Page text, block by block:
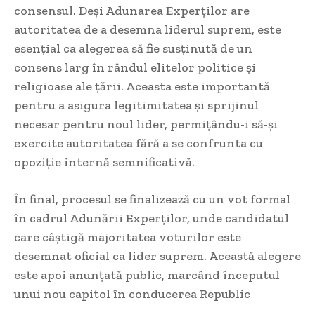
consensul. Deși Adunarea Experților are
autoritatea de a desemna liderul suprem, este
esențial ca alegerea să fie susținută de un
consens larg în rândul elitelor politice și
religioase ale țării. Aceasta este importantă
pentru a asigura legitimitatea și sprijinul
necesar pentru noul lider, permițându-i să-și
exercite autoritatea fără a se confrunta cu
opoziție internă semnificativă.
În final, procesul se finalizează cu un vot formal
în cadrul Adunării Experților, unde candidatul
care câștigă majoritatea voturilor este
desemnat oficial ca lider suprem. Această alegere
este apoi anunțată public, marcând începutul
unui nou capitol în conducerea Republic